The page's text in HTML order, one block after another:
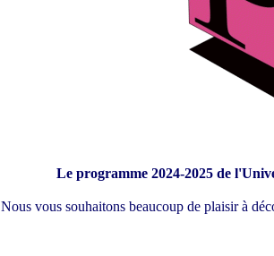
Le programme 2024-2025 de
Nous vous souhaitons beaucoup de plaisir à